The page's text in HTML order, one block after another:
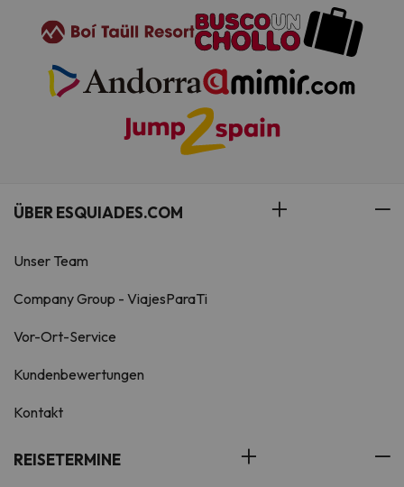
ÜBER ESQUIADES.COM
Unser Team
Company Group - ViajesParaTi
Vor-Ort-Service
Kundenbewertungen
Kontakt
REISETERMINE